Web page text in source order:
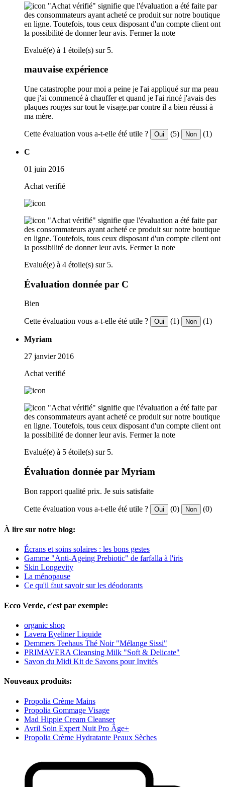
"Achat vérifié" signifie que l'évaluation a été faite par
des consommateurs ayant acheté ce produit sur notre boutique
en ligne. Toutefois, tous ceux disposant d'un compte client ont
la possibilité de donner leur avis. Fermer la note
Evalué(e) à 1 étoile(s) sur 5.
mauvaise expérience
Une catastrophe pour moi a peine je l'ai appliqué sur ma peau
que j'ai commencé à chauffer et quand je l'ai rincé j'avais des
plaques rouges sur tout le visage.par contre il a bien réussi à
ma mère.
Cette évaluation vous a-t-elle été utile ? Oui (5) Non (1)
C
01 juin 2016
Achat verifié
"Achat vérifié" signifie que l'évaluation a été faite par
des consommateurs ayant acheté ce produit sur notre boutique
en ligne. Toutefois, tous ceux disposant d'un compte client ont
la possibilité de donner leur avis. Fermer la note
Evalué(e) à 4 étoile(s) sur 5.
Évaluation donnée par C
Bien
Cette évaluation vous a-t-elle été utile ? Oui (1) Non (1)
Myriam
27 janvier 2016
Achat verifié
"Achat vérifié" signifie que l'évaluation a été faite par
des consommateurs ayant acheté ce produit sur notre boutique
en ligne. Toutefois, tous ceux disposant d'un compte client ont
la possibilité de donner leur avis. Fermer la note
Evalué(e) à 5 étoile(s) sur 5.
Évaluation donnée par Myriam
Bon rapport qualité prix. Je suis satisfaite
Cette évaluation vous a-t-elle été utile ? Oui (0) Non (0)
À lire sur notre blog:
Écrans et soins solaires : les bons gestes
Gamme "Anti-Ageing Prebiotic" de farfalla à l'iris
Skin Longevity
La ménopause
Ce qu'il faut savoir sur les déodorants
Ecco Verde, c'est par exemple:
organic shop
Lavera Eyeliner Liquide
Demmers Teehaus Thé Noir "Mélange Sissi"
PRIMAVERA Cleansing Milk "Soft & Delicate"
Savon du Midi Kit de Savons pour Invités
Nouveaux produits:
Propolia Crème Mains
Propolia Gommage Visage
Mad Hippie Cream Cleanser
Avril Soin Expert Nuit Pro Âge+
Propolia Crème Hydratante Peaux Sèches